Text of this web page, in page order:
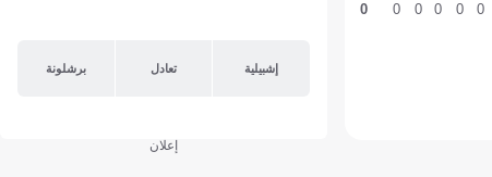
0
0
0
0
0
0
إشبيلية تعادل برشلونة
إعلان